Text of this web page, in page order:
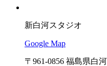
新白河スタジオ
Google Map
〒961-0856 福島県白